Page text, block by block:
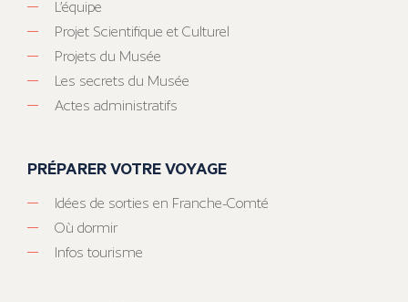
L’équipe
Projet Scientifique et Culturel
Projets du Musée
Les secrets du Musée
Actes administratifs
PRÉPARER VOTRE VOYAGE
Idées de sorties en Franche-Comté
Où dormir
Infos tourisme